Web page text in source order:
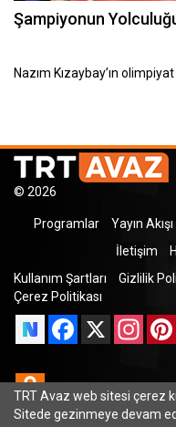
Şampiyonun
Nazım Kızaybay’ın
© 2026
Programlar Yayın Akışı
İletişim
Kullanım Şartları
Gizlilik
Çerez Politikası
Facebook
X
Odnoklassniki
TRT Avaz web sitesi çerez
Sitede gezinmeye devam